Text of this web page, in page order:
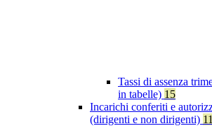
Tassi di assenza
in tabelle) 15
Incarichi conferiti e
(dirigenti e non dirigenti)